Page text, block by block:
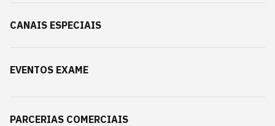
CANAIS ESPECIAIS
EVENTOS EXAME
PARCERIAS COMERCIAIS